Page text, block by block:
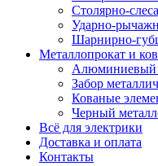
Столярно-
Ударно-
Шарнирно-
Металлопрокат и
Алюминиевый
Забор
Кованые
Черный
Всё для электрики
Доставка и оплата
Контакты